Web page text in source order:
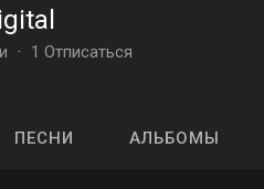
· 1 Отписаться
ПЕСНИ АЛЬБОМЫ